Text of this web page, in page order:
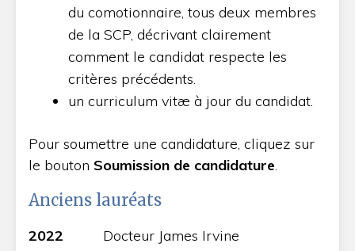
du comotionnaire, tous deux membres
de la SCP, décrivant clairement
comment le candidat respecte les
critères précédents.
un curriculum vitæ à jour du candidat.
Pour soumettre une candidature, cliquez sur
le bouton Soumission de candidature.
Anciens lauréats
2022
Docteur James Irvine